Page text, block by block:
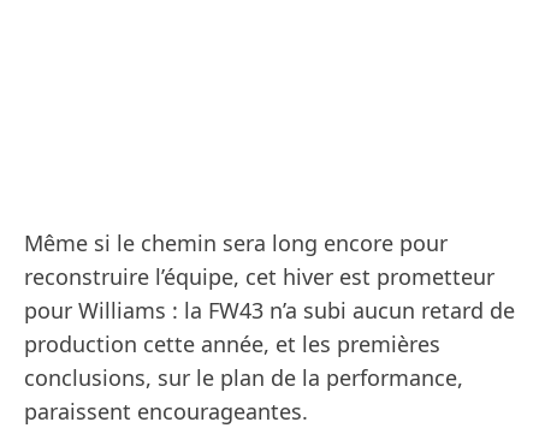
Même si le chemin sera long encore pour
reconstruire l’équipe, cet hiver est prometteur
pour Williams : la FW43 n’a subi aucun retard de
production cette année, et les premières
conclusions, sur le plan de la performance,
paraissent encourageantes.